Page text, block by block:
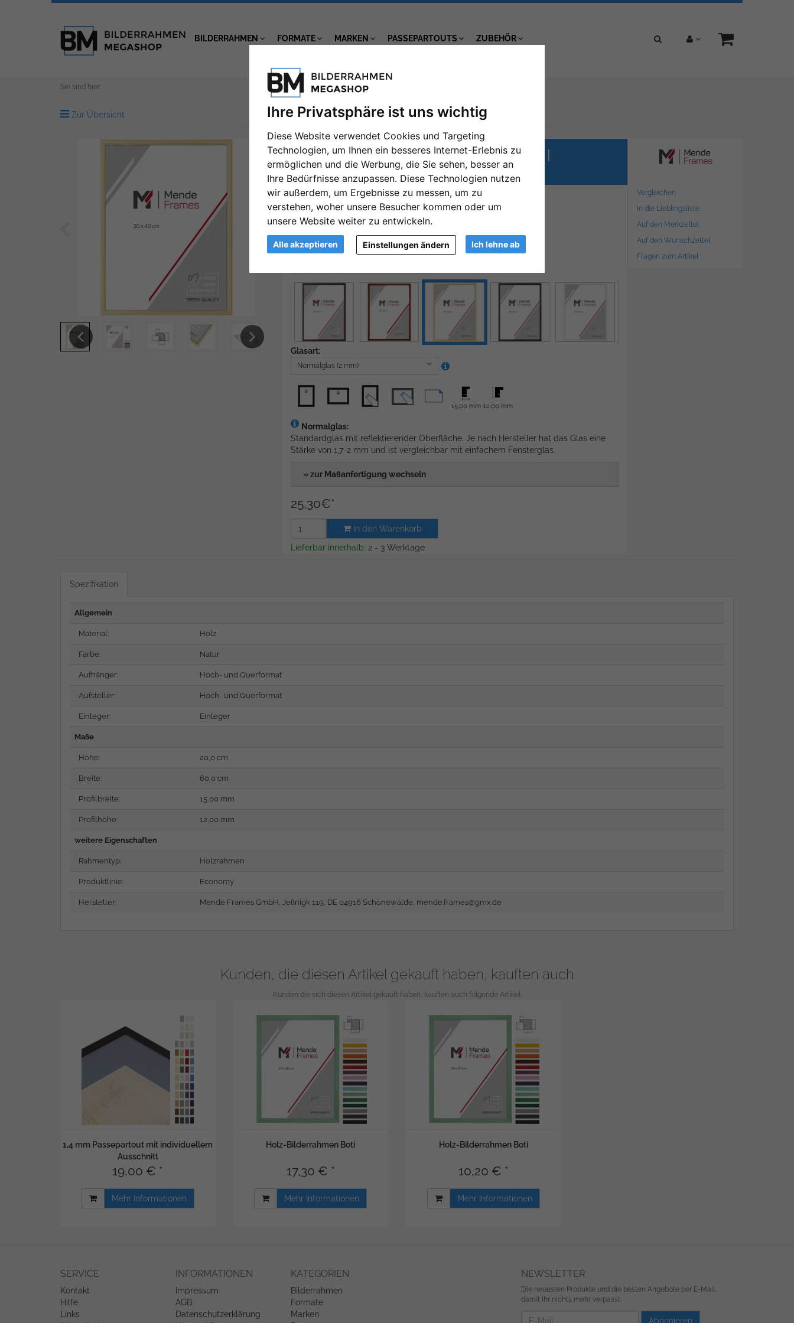
Ihre Privatsphäre ist uns wichtig
Diese Website verwendet Cookies und Targeting
Technologien, um Ihnen ein besseres Internet-Erlebnis zu
ermöglichen und die Werbung, die Sie sehen, besser an
Ihre Bedürfnisse anzupassen. Diese Technologien nutzen
wir außerdem, um Ergebnisse zu messen, um zu
verstehen, woher unsere Besucher kommen oder um
unsere Website weiter zu entwickeln.
Alle akzeptieren Ich lehne ab
Einstellungen ändern
BILDERRAHMEN FORMATE MARKEN PASSEPARTOUTS ZUBEHÖR
Sie sind hier:
Zur Übersicht
Previous
Holz-Bilderrahmen Kota 20x60 cm | Natur |
Normalglas (2 mm)
Artikelnummer: FDM-G011-1-2060
Format:
Farbe:
Glasart:
Normalglas (2 mm)
15,00 mm 12,00 mm
Normalglas:
Standardglas mit reflektierender Oberfläche. Je nach Hersteller hat das Glas eine
Stärke von 1,7-2 mm und ist vergleichbar mit einfachem Fensterglas.
» zur Maßanfertigung wechseln
25,30€*
In den Warenkorb
Lieferbar innerhalb: 2 - 3 Werktage
Vergleichen
In die Lieblingsliste
Auf den Merkzettel
Auf den Wunschzettel
Fragen zum Artikel
Spezifikation
Allgemein
Material: Holz
Farbe: Natur
Aufhänger: Hoch- und Querformat
Aufsteller: Hoch- und Querformat
Einleger: Einleger
Maße
Höhe: 20,0 cm
Breite: 60,0 cm
Profilbreite: 15,00 mm
Profilhöhe: 12,00 mm
weitere Eigenschaften
Rahmentyp: Holzrahmen
Produktlinie: Economy
Hersteller: Mende Frames GmbH, Jeßnigk 119, DE 04916 Schönewalde, mende.frames@gmx.de
Kunden, die diesen Artikel gekauft haben, kauften auch
Kunden die sich diesen Artikel gekauft haben, kauften auch folgende Artikel.
1,4 mm Passepartout mit individuellem
Ausschnitt
19,00 € *
Mehr Informationen
Holz-Bilderrahmen Boti
17,30 € *
Mehr Informationen
Holz-Bilderrahmen Boti
10,20 € *
Mehr Informationen
SERVICE
Kontakt
Hilfe
Links
INFORMATIONEN
Impressum
AGB
Datenschutzerklärung
KATEGORIEN
Bilderrahmen
Formate
Marken
NEWSLETTER
Die neuesten Produkte und die besten Angebote per E-Mail,
damit Ihr nichts mehr verpasst.
Newsletter Abonnieren